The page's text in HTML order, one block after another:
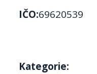
IČO:69620539
Kategorie: